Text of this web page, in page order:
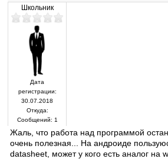
Школьник
Дата
регистрации:
30.07.2018
Откуда:
Сообщений: 1
Жаль, что работа над программой
очень полезная... На андроиде
datasheet, может у кого есть аналог на